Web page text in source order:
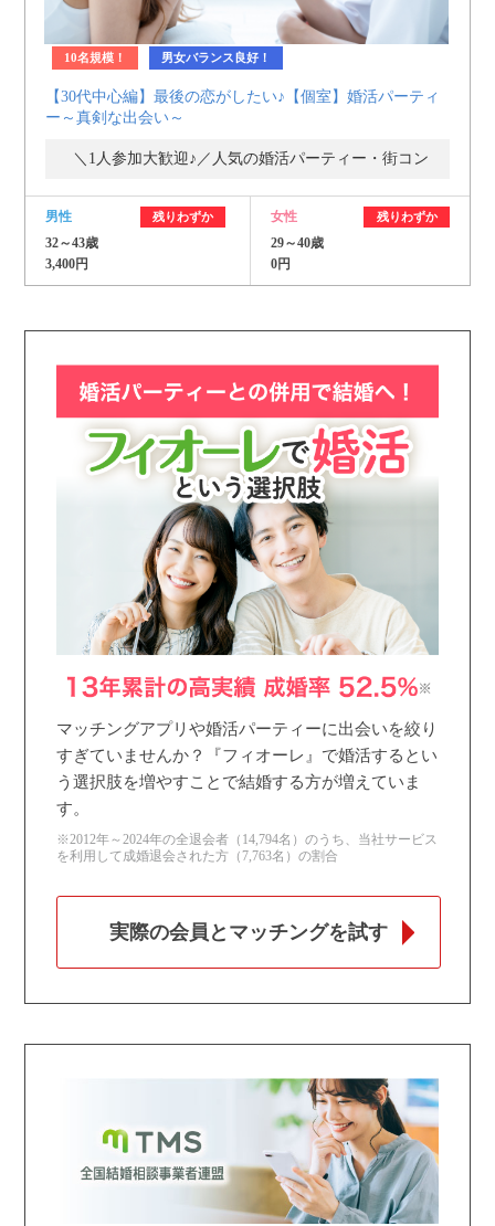
10名規模！ 男女バランス良好！
【30代中心編】最後の恋がしたい♪【個室】婚活パーティ
ー～真剣な出会い～
＼1人参加大歓迎♪／人気の婚活パーティー・街コン
男性 残りわずか
32～43歳
3,400円
女性 残りわずか
29～40歳
0円
マッチングアプリや婚活パーティーに出会いを絞り
すぎていませんか？『フィオーレ』で婚活するとい
う選択肢を増やすことで結婚する方が増えていま
す。
※2012年～2024年の全退会者（14,794名）のうち、当社サービス
を利用して成婚退会された方（7,763名）の割合
実際の会員とマッチングを試す